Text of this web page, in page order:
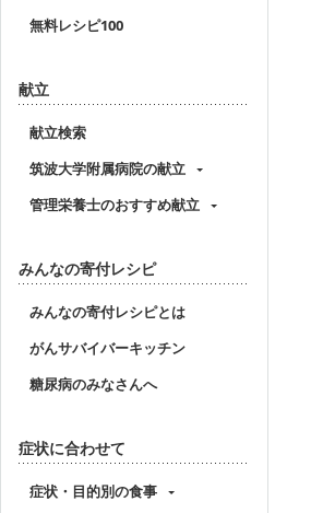
無料レシピ100
献立
献立検索
筑波大学附属病院の献立
管理栄養士のおすすめ献立
みんなの寄付レシピ
みんなの寄付レシピとは
がんサバイバーキッチン
糖尿病のみなさんへ
症状に合わせて
症状・目的別の食事